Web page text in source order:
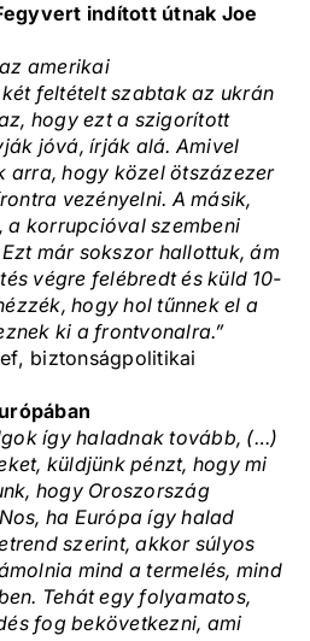
indított útnak Joe
amerikai
feltételt szabtak az ukrán
hogy ezt a szigorított
jóvá, írják alá. Amivel
arra, hogy közel ötszázezer
vezényelni. A másik,
a korrupcióval szembeni
már sokszor hallottuk, ám
végre felébredt és küld 10-
hogy hol tűnnek el a
ki a frontvonalra.”
biztonságpolitikai
így haladnak tovább, (…)
küldjünk pénzt, hogy mi
hogy Oroszország
ha Európa így halad
szerint, akkor súlyos
mind a termelés, mind
Tehát egy folyamatos,
fog bekövetkezni, ami